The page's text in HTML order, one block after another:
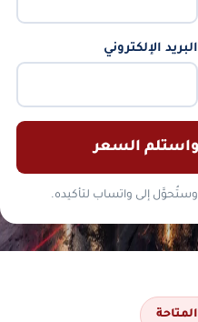
البريد الإلكتروني
السعر
وستُحوَّل إلى واتساب لتأكيده.